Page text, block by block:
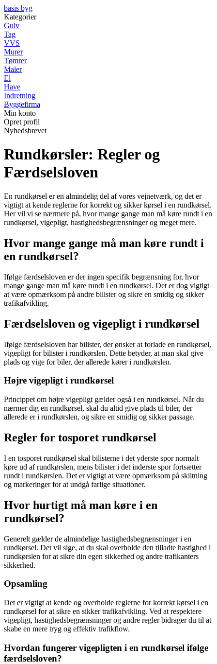
basis byg
Kategorier
Gulv
Tag
VVS
Murer
Tømrer
Maler
El
Have
Indretning
Byggefirma
Min konto
Opret profil
Nyhedsbrevet
Rundkørsler: Regler og
Færdselsloven
En rundkørsel er en almindelig del af vores vejnetværk, og det er
vigtigt at kende reglerne for korrekt og sikker kørsel i en rundkørsel.
Her vil vi se nærmere på, hvor mange gange man må køre rundt i en
rundkørsel, vigepligt, hastighedsbegrænsninger og meget mere.
Hvor mange gange må man køre rundt i
en rundkørsel?
Ifølge færdselsloven er der ingen specifik begrænsning for, hvor
mange gange man må køre rundt i en rundkørsel. Det er dog vigtigt
at være opmærksom på andre bilister og sikre en smidig og sikker
trafikafvikling.
Færdselsloven og vigepligt i rundkørsel
Ifølge færdselsloven har bilister, der ønsker at forlade en rundkørsel,
vigepligt for bilister i rundkørslen. Dette betyder, at man skal give
plads og vige for biler, der allerede kører i rundkørslen.
Højre vigepligt i rundkørsel
Princippet om højre vigepligt gælder også i en rundkørsel. Når du
nærmer dig en rundkørsel, skal du altid give plads til biler, der
allerede er i rundkørslen, og sikre en smidig og sikker passage.
Regler for tosporet rundkørsel
I en tosporet rundkørsel skal bilisterne i det yderste spor normalt
køre ud af rundkørslen, mens bilister i det inderste spor fortsætter
rundt i rundkørslen. Det er vigtigt at være opmærksom på skiltning
og markeringer for at undgå farlige situationer.
Hvor hurtigt må man køre i en
rundkørsel?
Generelt gælder de almindelige hastighedsbegrænsninger i en
rundkørsel. Det vil sige, at du skal overholde den tilladte hastighed i
rundkørslen for at sikre din egen sikkerhed og andre trafikanters
sikkerhed.
Opsamling
Det er vigtigt at kende og overholde reglerne for korrekt kørsel i en
rundkørsel for at sikre en sikker trafikafvikling. Ved at respektere
vigepligt, hastighedsbegrænsninger og andre regler bidrager du til at
skabe en mere tryg og effektiv trafikflow.
Hvordan fungerer vigepligten i en rundkørsel ifølge
færdselsloven?